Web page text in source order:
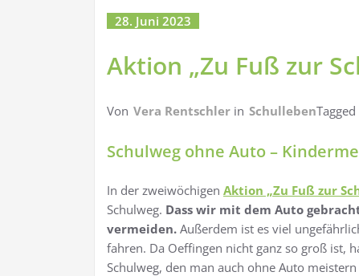
28. Juni 2023
Aktion „Zu Fuß zur
Von Vera Rentschler in SchullebenTagged
Schulweg ohne Auto –
In der zweiwöchigen Aktion „Zu Fuß zur
Schulweg. Dass wir mit dem Auto
vermeiden. Außerdem ist es viel
fahren. Da Oeffingen nicht ganz so groß ist,
Schulweg, den man auch ohne Auto